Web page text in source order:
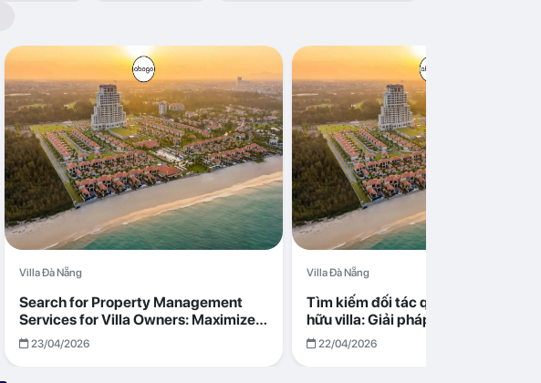
Villa Đà Nẵng
Search for Property Management
Services for Villa Owners: Maximize
Returns with Abogo in Da Nang
23/04/2026
Villa Đà Nẵng
Tìm kiếm đối tác quản lý cho chủ sở
hữu villa: Giải pháp tối ưu lợi nhuận
cùng Abogo tại Đà Nẵng
22/04/2026